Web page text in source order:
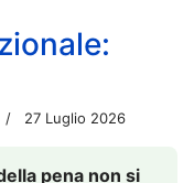
27 Luglio 2026
pena non si